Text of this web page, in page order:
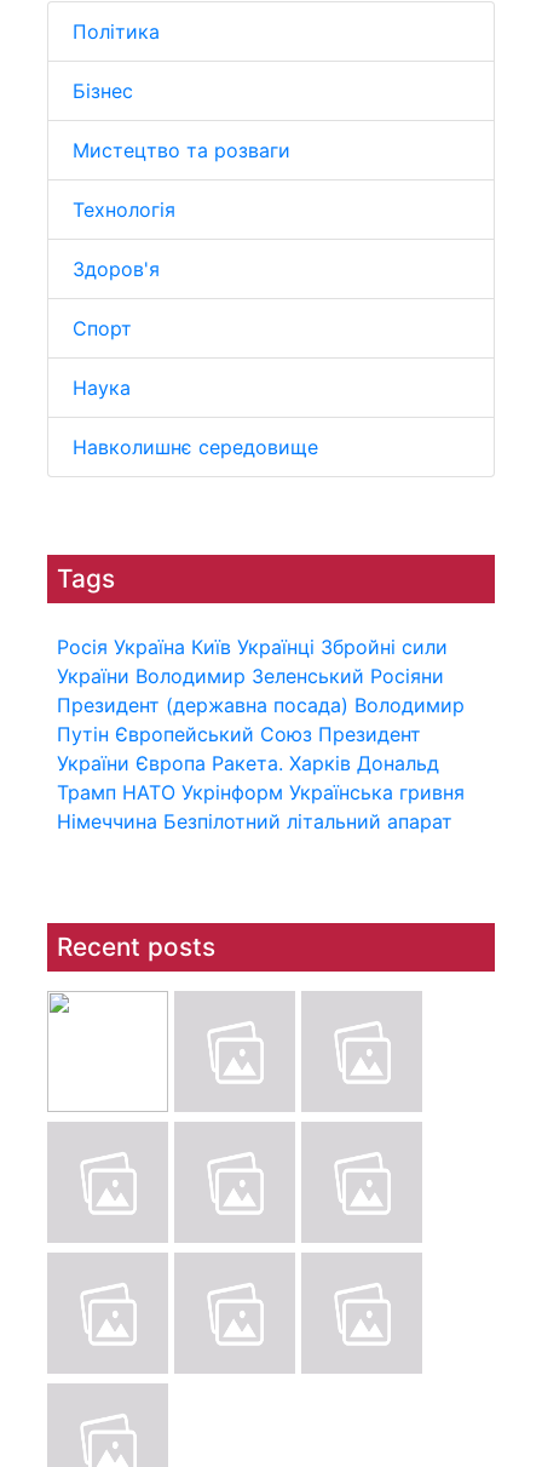
Політика
Бізнес
Мистецтво та розваги
Технологія
Здоров'я
Спорт
Наука
Навколишнє середовище
Tags
Росія Україна Київ Українці Збройні сили
України Володимир Зеленський Росіяни
Президент (державна посада) Володимир
Путін Європейський Союз Президент
України Європа Ракета. Харків Дональд
Трамп НАТО Укрінформ Українська гривня
Німеччина Безпілотний літальний апарат
Recent posts